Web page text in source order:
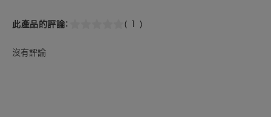
此產品的評論： ( 1 )
沒有評論